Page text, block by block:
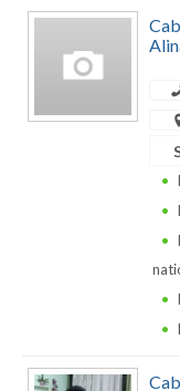
Calarasi
Caras-Severin
Giurgiu